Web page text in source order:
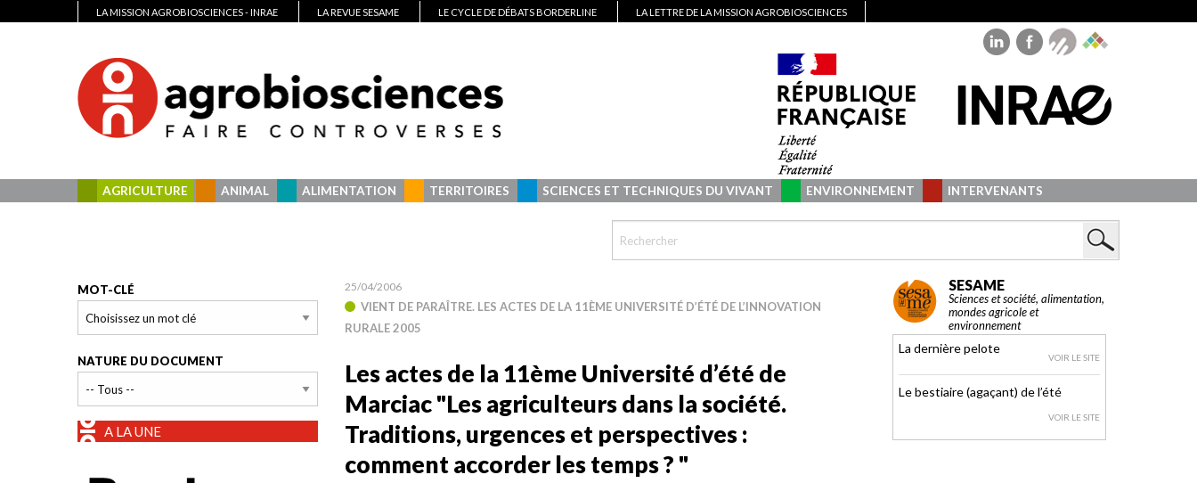
LA MISSION AGROBIOSCIENCES - INRAE LA REVUE SESAME LE CYCLE DE DÉBATS BORDERLINE LA LETTRE DE LA MISSION AGROBIOSCIENCES
AGRICULTURE ANIMAL ALIMENTATION TERRITOIRES SCIENCES ET TECHNIQUES DU VIVANT ENVIRONNEMENT INTERVENANTS
25/04/2006
VIENT DE PARAÎTRE. LES ACTES DE LA 11ÈME UNIVERSITÉ D’ÉTÉ DE L’INNOVATION
RURALE 2005
Les actes de la 11ème Université d’été de
Marciac "Les agriculteurs dans la société.
Traditions, urgences et perspectives :
comment accorder les temps ? "
MOT-CLÉ
NATURE DU DOCUMENT
A LA UNE
SESAME
Sciences et société, alimentation,
mondes agricole et
environnement
La dernière pelote
VOIR LE SITE
Le bestiaire (agaçant) de l’été
VOIR LE SITE